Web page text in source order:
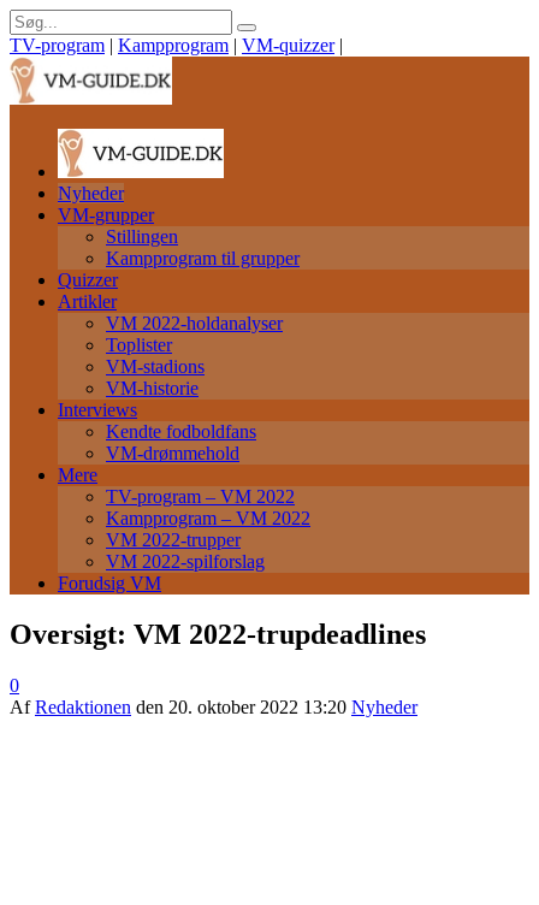
TV-program | Kampprogram | VM-quizzer |
Nyheder
VM-grupper
Stillingen
Kampprogram til grupper
Quizzer
Artikler
VM 2022-holdanalyser
Toplister
VM-stadions
VM-historie
Interviews
Kendte fodboldfans
VM-drømmehold
Mere
TV-program – VM 2022
Kampprogram – VM 2022
VM 2022-trupper
VM 2022-spilforslag
Forudsig VM
Oversigt: VM 2022-trupdeadlines
0
AfRedaktionen den 20. oktober 2022 13:20 Nyheder